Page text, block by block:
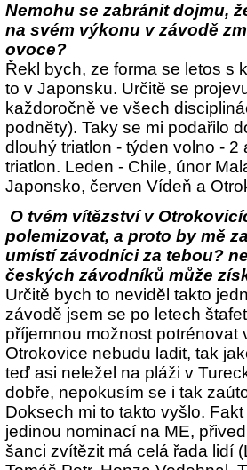
Nemohu se zabránit dojmu,
na svém výkonu v závodě
ovoce?
Řekl bych, ze forma se letos s
to v Japonsku. Určitě se
každoročně ve všech
podněty). Taky se mi podařilo
dlouhý triatlon - týden volno -
triatlon. Leden - Chile, únor
Japonsko, červen Vídeň a
O tvém vítězství v
polemizovat, a proto by mě
umístí závodníci za tebou?
českých závodníků může
Určitě bych to neviděl takto
závodě jsem se po letech
příjemnou možnost
Otrokovice nebudu ladit, tak
teď asi neležel na pláži v
dobře, nepokusím se i tak
Doksech mi to takto vyšlo.
jedinou nominací na ME,
šanci zvítězit má celá řada lidí